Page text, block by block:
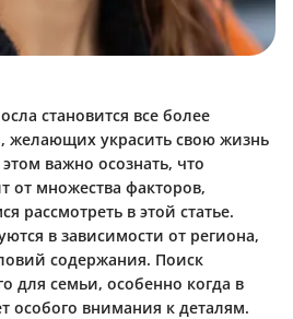
становится все более
желающих украсить свою жизнь
важно осознать, что
от множества факторов,
рассмотреть в этой статье.
в зависимости от региона,
содержания. Поиск
для семьи, особенно когда в
особого внимания к деталям.